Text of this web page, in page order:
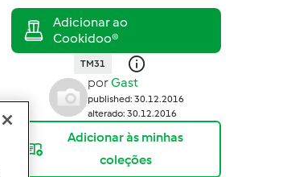
TM31
porGast
published: 30.12.2016
alterado: 30.12.2016
Adicionar às minhas
coleções